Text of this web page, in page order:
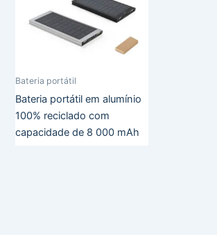
Bateria portátil
Bateria portátil em alumínio
100% reciclado com
capacidade de 8 000 mAh